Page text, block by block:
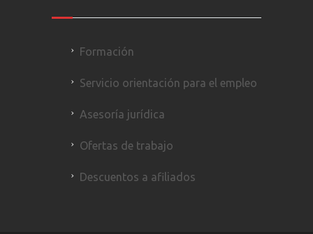
Formación
Servicio orientación para el empleo
Asesoría jurídica
Ofertas de trabajo
Descuentos a afiliados